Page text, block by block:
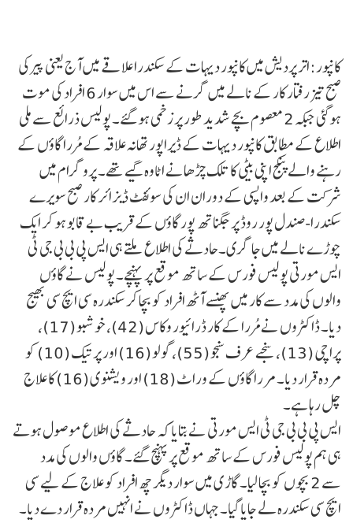
کانپور:اتر پردیش میں کانپور دیہات کے سکندرا علاقے میں آج یعنی پیرکی
صبح تیز رفتار کار کے نالے میں گرنے سے اس میں سوار 6 افراد کی موت
ہوگئی جبکہ 2 معصوم بچے شدید طور پر زخمی ہو گئے۔ پولیس ذرائع سے ملی
اطلاع کے مطابق کانپور دیہات کے ڈیراپور تھانہ علاقہ کے مُررا گاؤں کے
رہنے والے پنکج اپنی بیٹی کا تلک چڑھانے اٹاوہ گیے تھے۔ پروگرام میں
شرکت کے بعد واپسی کے دوران ان کی سوئفٹ ڈیزائر کار صبح سویرے
سکندرا-صندل پور روڈ پر جگناتھ پور گاؤں کے قریب بے قابو ہو کر ایک
چوڑے نالے میں جا گری۔حادثے کی اطلاع ملتے ہی ایس پی بی بی جی ٹی
ایس مورتی پولیس فورس کے ساتھ موقع پر پہنچے۔ پولیس نے گاؤں
والوں کی مدد سے کار میں پھنسے آٹھ افراد کو بچا کر سکندرہ سی ایچ سی بھیج
دیا۔ ڈاکٹروں نے مُررا کے کار ڈرائیور وکاس (42)، خوشبو (17)،
پراچی (13)، سنجے عرف سنجو (55)، گولو (16) اور پرتیک (10) کو
مردہ قرار دیا۔ مررا گاؤں کے وراٹ (18) اور ویشنوی (16) کا علاج
چل رہا ہے۔
ایس پی بی بی جی ٹی ایس مورتی نے بتایا کہ حادثے کی اطلاع موصول ہوتے
ہی ہم پولیس فورس کے ساتھ موقع پر پہنچ گئے۔ گاؤں والوں کی مدد
سے 2 بچوں کو بچا لیا۔ گاڑی میں سوار دیگر چھ افراد کو علاج کے لیے سی
ایچ سی سکندرہ لے جایا گیا۔ جہاں ڈاکٹروں نے انہیں مردہ قرار دے دیا۔